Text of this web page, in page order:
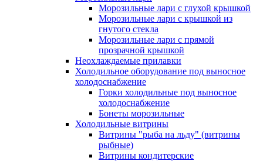
Морозильные лари с глухой крышкой
Морозильные лари с крышкой из
гнутого стекла
Морозильные лари с прямой
прозрачной крышкой
Неохлаждаемые прилавки
Холодильное оборудование под выносное
холодоснабжение
Горки холодильные под выносное
холодоснабжение
Бонеты морозильные
Холодильные витрины
Витрины "рыба на льду" (витрины
рыбные)
Витрины кондитерские